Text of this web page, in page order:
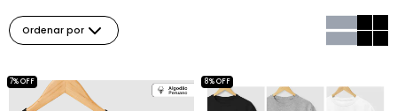
Ordenar por
7% OFF 8% OFF